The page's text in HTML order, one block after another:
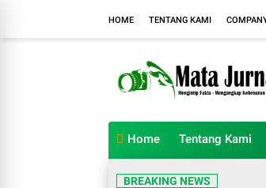
HOME TENTANG KAMI
Home Tentang Kami
BREAKING NEWS